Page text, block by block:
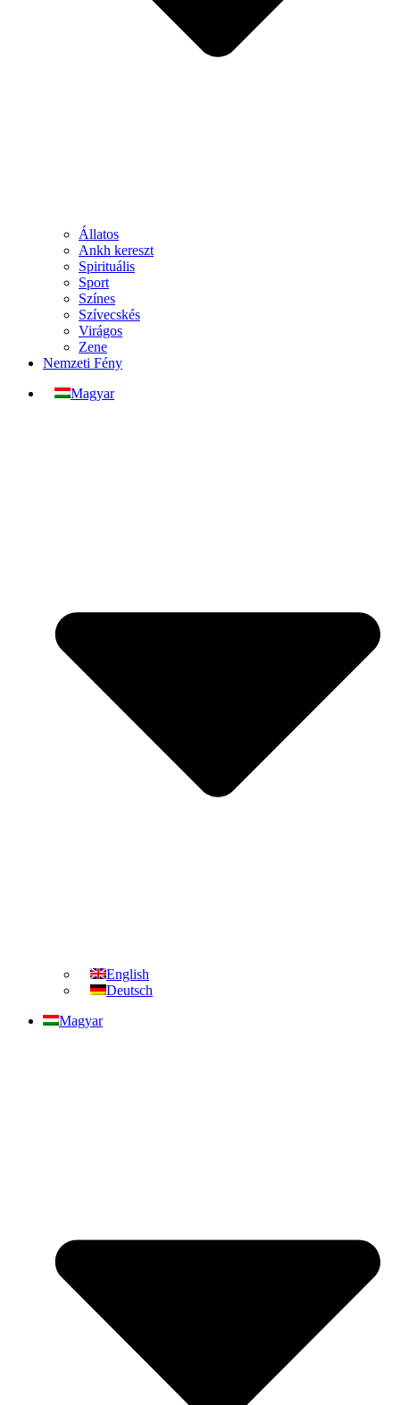
Állatos
Ankh kereszt
Spirituális
Sport
Színes
Szívecskés
Virágos
Zene
Nemzeti Fény
Magyar
English
Deutsch
Magyar